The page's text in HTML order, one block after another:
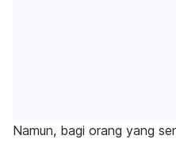
Namun, bagi orang yang